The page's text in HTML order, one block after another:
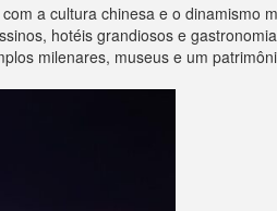
a cultura chinesa e o dinamismo
hotéis grandiosos e
milenares, museus e um